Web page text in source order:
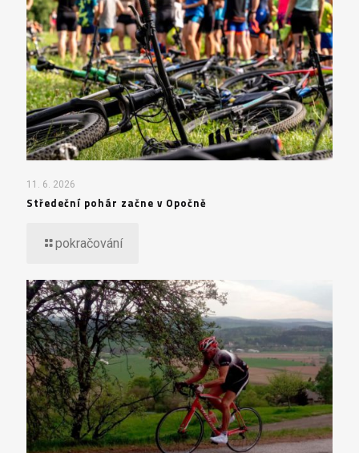
11. 6. 2026
Středeční pohár začne v Opočně
pokračování